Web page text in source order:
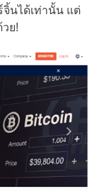
นได้เท่านั้น แต่
ย!